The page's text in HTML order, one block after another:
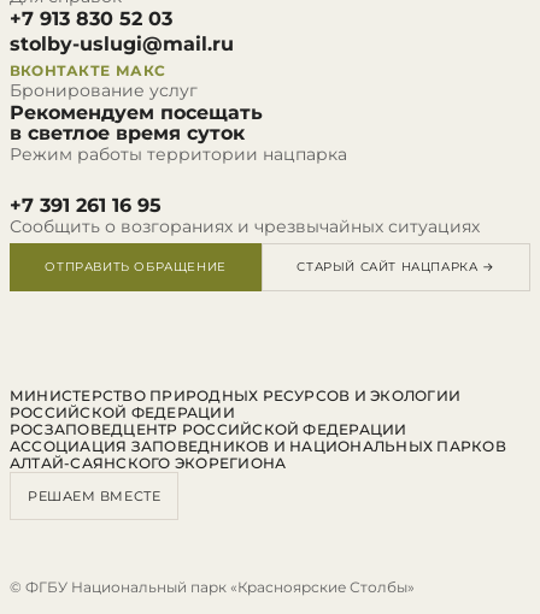
+7 913 830 52 03
stolby-uslugi@mail.ru
ВКОНТАКТЕ МАКС
Бронирование услуг
Рекомендуем посещать
в светлое время суток
Режим работы территории нацпарка
+7 391 261 16 95
Сообщить о возгораниях и чрезвычайных ситуациях
ОТПРАВИТЬ ОБРАЩЕНИЕ СТАРЫЙ САЙТ НАЦПАРКА →
МИНИСТЕРСТВО ПРИРОДНЫХ РЕСУРСОВ И ЭКОЛОГИИ
РОССИЙСКОЙ ФЕДЕРАЦИИ
РОСЗАПОВЕДЦЕНТР РОССИЙСКОЙ ФЕДЕРАЦИИ
АССОЦИАЦИЯ ЗАПОВЕДНИКОВ И НАЦИОНАЛЬНЫХ ПАРКОВ
АЛТАЙ-САЯНСКОГО ЭКОРЕГИОНА
РЕШАЕМ ВМЕСТЕ
© ФГБУ Национальный парк «Красноярские Столбы»